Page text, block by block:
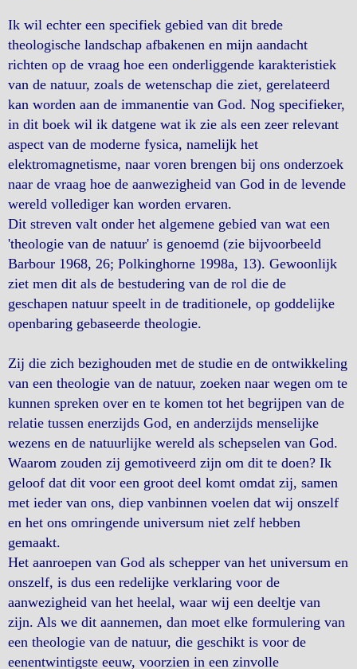
Ik wil echter een specifiek gebied van dit brede
theologische landschap afbakenen en mijn aandacht
richten op de vraag hoe een onderliggende karakteristiek
van de natuur, zoals de wetenschap die ziet, gerelateerd
kan worden aan de immanentie van God. Nog specifieker,
in dit boek wil ik datgene wat ik zie als een zeer relevant
aspect van de moderne fysica, namelijk het
elektromagnetisme, naar voren brengen bij ons onderzoek
naar de vraag hoe de aanwezigheid van God in de levende
wereld vollediger kan worden ervaren.
Dit streven valt onder het algemene gebied van wat een
'theologie van de natuur' is genoemd (zie bijvoorbeeld
Barbour 1968, 26; Polkinghorne 1998a, 13). Gewoonlijk
ziet men dit als de bestudering van de rol die de
geschapen natuur speelt in de traditionele, op goddelijke
openbaring gebaseerde theologie.
Zij die zich bezighouden met de studie en de ontwikkeling
van een theologie van de natuur, zoeken naar wegen om te
kunnen spreken over en te komen tot het begrijpen van de
relatie tussen enerzijds God, en anderzijds menselijke
wezens en de natuurlijke wereld als schepselen van God.
Waarom zouden zij gemotiveerd zijn om dit te doen? Ik
geloof dat dit voor een groot deel komt omdat zij, samen
met ieder van ons, diep vanbinnen voelen dat wij onszelf
en het ons omringende universum niet zelf hebben
gemaakt.
Het aanroepen van God als schepper van het universum en
onszelf, is dus een redelijke verklaring voor de
aanwezigheid van het heelal, waar wij een deeltje van
zijn. Als we dit aannemen, dan moet elke formulering van
een theologie van de natuur, die geschikt is voor de
eenentwintigste eeuw, voorzien in een zinvolle